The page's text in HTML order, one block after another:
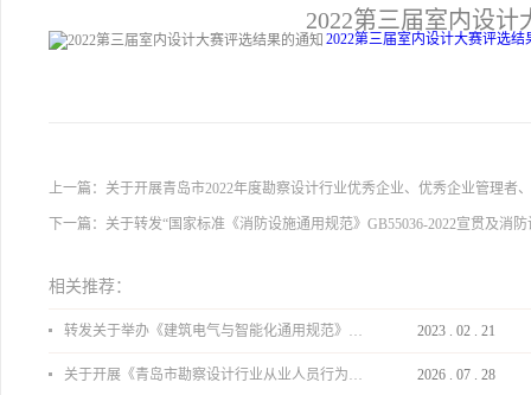
2022第三届室内设
2022第三届室内设计大赛评选结
上一篇： 关于开展青岛市2022年度勘察设计行业优秀企业、优秀企业管理者
下一篇： 关于转发“国家标准《消防设施通用规范》GB55036-2022宣贯及消
相关推荐：
转发关于举办《建筑电气与智能化通用规范》 GB55024-2022公益宣贯的通知 2023 . 02 . 21
关于开展《青岛市勘察设计行业从业人员行为导则》、《青岛市住宅工程设计审查品质提升指引（2026版）》宣贯活动的通知 2026 . 07 . 28